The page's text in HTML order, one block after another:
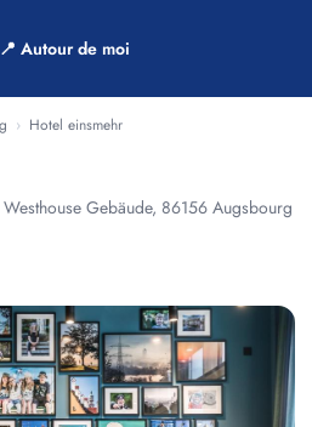
📍 Autour de moi
› Hotel einsmehr
Gebäude, 86156 Augsbourg